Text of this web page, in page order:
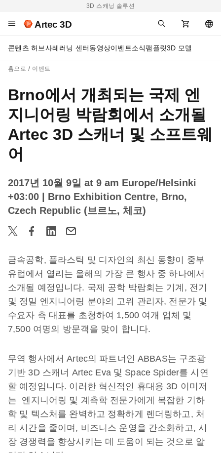
3D 스캐닝 솔루션
Artec 3D
콘텐츠 허브사례러닝 센터동영상이벤트소식팸플릿3D 모델
홈으로 이벤트
Brno에서 개최되는 국제 엔
지니어링 박람회에서 소개될
Artec 3D 스캐너 및 소프트웨
어
2017년 10월 9일 at 9 am Europe/Helsinki
+03:00
| Brno Exhibition Centre, Brno,
Czech Republic (브르노, 체코)
금속공학, 플라스틱 및 디자인의 최신 동향이 중부
유럽에서 열리는 올해의 가장 큰 행사 중 하나에서
소개될 예정입니다. 국제 공학 박람회는 기계, 전기
및 정밀 엔지니어링 분야의 고위 관리자, 전문가 및
수요자 측 대표를 초청하여 1,500 여개 업체 및
7,500 여명의 방문객을 맞이 합니다.
무역 행사에서 Artec의 파트너인 ABBAS는 구조광
기반 3D 스캐너 Artec Eva 및 Space Spider를 시연
할 예정입니다. 이러한 혁신적인 휴대용 3D 이미저
는 엔지니어링 및 계측학 전문가에게 복잡한 기하
학 및 텍스처를 완벽하고 정확하게 렌더링하고, 처
리 시간을 줄이며, 비즈니스 운영을 간소화하고, 시
장 경쟁력을 향상시키는 데 도움이 되는 것으로 알